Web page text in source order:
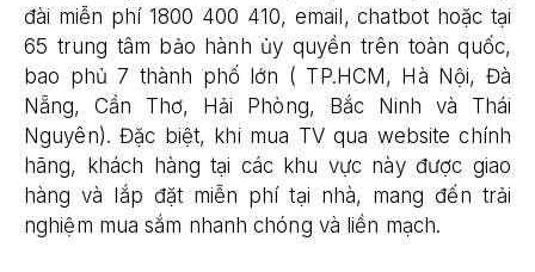
đài miễn phí 1800 400 410, email, chatbot hoặc tại
65 trung tâm bảo hành ủy quyền trên toàn quốc,
bao phủ 7 thành phố lớn ( TP.HCM, Hà Nội, Đà
Nẵng, Cần Thơ, Hải Phòng, Bắc Ninh và Thái
Nguyên). Đặc biệt, khi mua TV qua website chính
hãng, khách hàng tại các khu vực này được giao
hàng và lắp đặt miễn phí tại nhà, mang đến trải
nghiệm mua sắm nhanh chóng và liền mạch.